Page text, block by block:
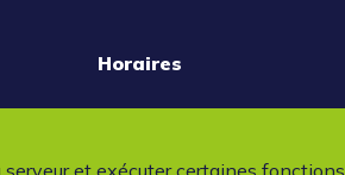
Horaires
et exécuter certaines fonctions